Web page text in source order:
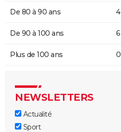
De 80 à 90 ans 4
De 90 à 100 ans 6
Plus de 100 ans 0
NEWSLETTERS
Actualité
Sport